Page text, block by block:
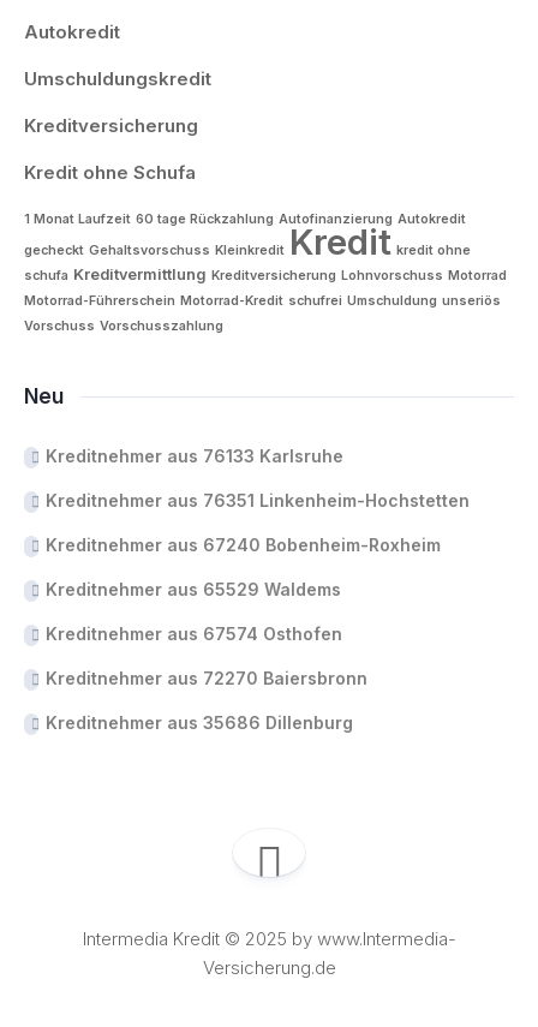
Autokredit
Umschuldungskredit
Kreditversicherung
Kredit ohne Schufa
1 Monat Laufzeit 60 tage Rückzahlung Autofinanzierung Autokredit
gecheckt Gehaltsvorschuss Kleinkredit Kredit kredit ohne
schufa Kreditvermittlung Kreditversicherung Lohnvorschuss Motorrad
Motorrad-Führerschein Motorrad-Kredit schufrei Umschuldung unseriös
Vorschuss Vorschusszahlung
Neu
Kreditnehmer aus 76133 Karlsruhe
Kreditnehmer aus 76351 Linkenheim-Hochstetten
Kreditnehmer aus 67240 Bobenheim-Roxheim
Kreditnehmer aus 65529 Waldems
Kreditnehmer aus 67574 Osthofen
Kreditnehmer aus 72270 Baiersbronn
Kreditnehmer aus 35686 Dillenburg
Intermedia Kredit © 2025 by www.Intermedia-
Versicherung.de